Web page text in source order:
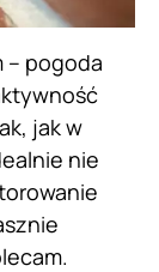
– pogoda
jak w
nie